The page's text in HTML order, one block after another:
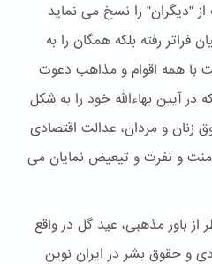
"دیگران" را نسخ می نماید
فراتر رفته بلکه همگان را به
با همه اقوام و مذاهب دعوت
آیین بهاءالله خود را به شکل
زنان و مردان، عدالت اقتصادی
و نفرت و تیعیض نمایان می
باور مذهبی، عید گل در واقع
و حقوق بشر در ایران نوین